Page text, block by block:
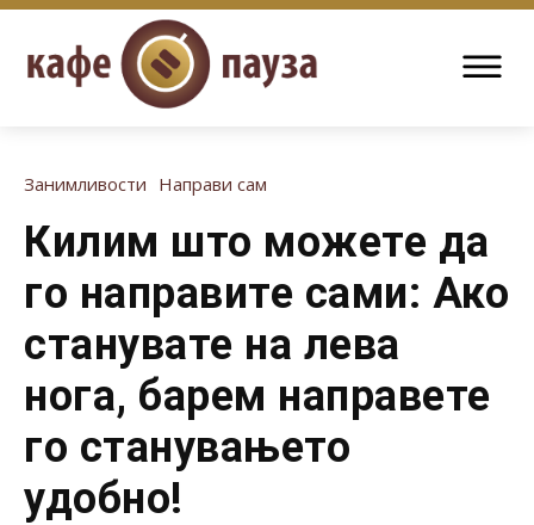
Занимливости Направи сам
Килим што можете да
го направите сами: Ако
станувате на лева
нога, барем направете
го станувањето
удобно!